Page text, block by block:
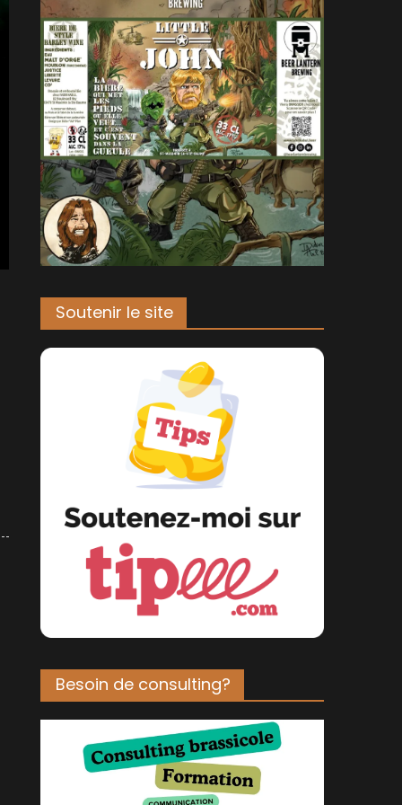
Soutenir le site
Besoin de consulting?